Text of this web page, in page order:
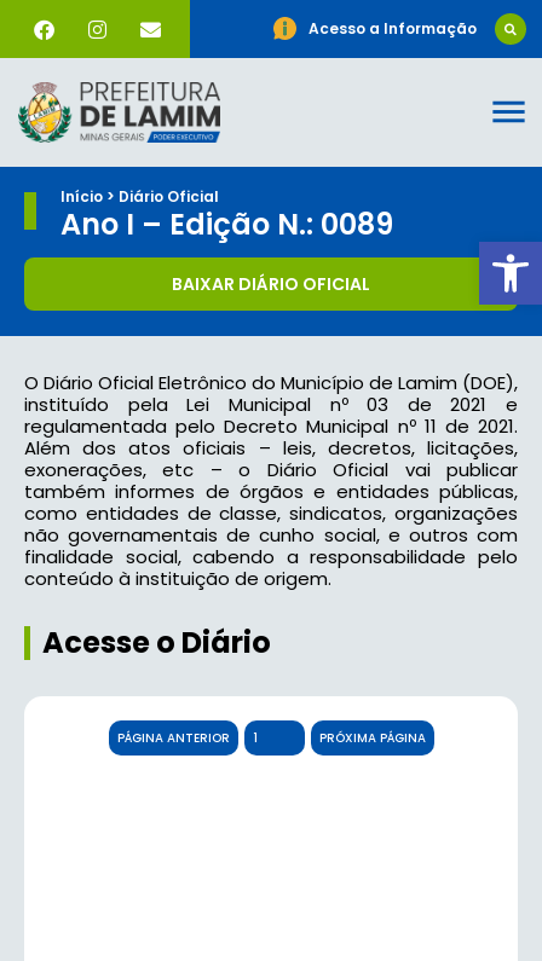
Acesso a Informação
Início > Diário Oficial
Ano I – Edição N.: 0089
BAIXAR DIÁRIO OFICIAL
O Diário Oficial Eletrônico do Município de Lamim (DOE),
instituído pela Lei Municipal nº 03 de 2021 e
regulamentada pelo Decreto Municipal nº 11 de 2021.
Além dos atos oficiais – leis, decretos, licitações,
exonerações, etc – o Diário Oficial vai publicar
também informes de órgãos e entidades públicas,
como entidades de classe, sindicatos, organizações
não governamentais de cunho social, e outros com
finalidade social, cabendo a responsabilidade pelo
conteúdo à instituição de origem.
Acesse o Diário
PÁGINA ANTERIOR PRÓXIMA PÁGINA